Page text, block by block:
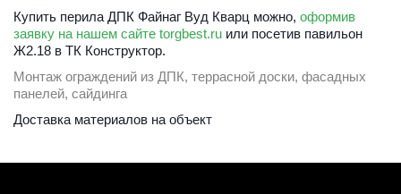
Купить перила ДПК Файнаг Вуд Кварц можно, оформив
заявку на нашем сайте torgbest.ru или посетив павильон
Ж2.18 в ТК Конструктор.
Монтаж ограждений из ДПК, террасной доски, фасадных
панелей, сайдинга
Доставка материалов на объект